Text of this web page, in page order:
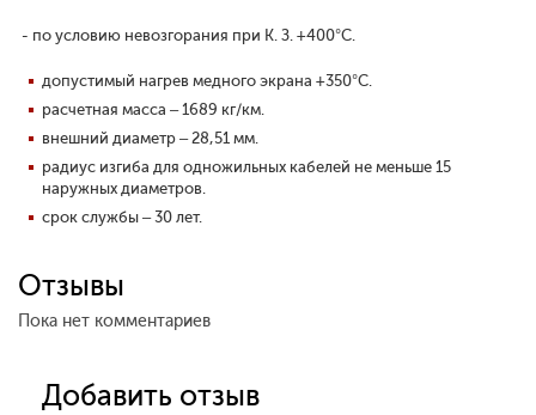
- по условию невозгорания при К. З. +400°С.
допустимый нагрев медного экрана +350°С.
расчетная масса – 1689 кг/км.
внешний диаметр – 28,51 мм.
радиус изгиба для одножильных кабелей не меньше 15
наружных диаметров.
срок службы – 30 лет.
Отзывы
Пока нет комментариев
Добавить отзыв